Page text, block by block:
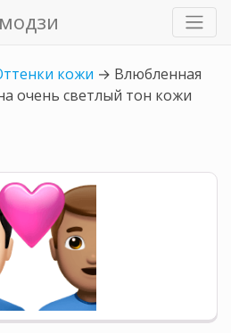
кожи → Влюбленная
очень светлый тон кожи